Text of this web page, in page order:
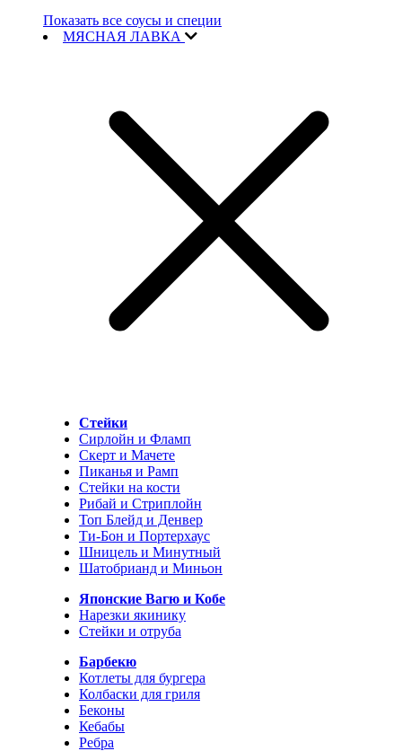
Показать все соусы и специи
МЯСНАЯ ЛАВКА
Стейки
Сирлойн и Фламп
Скерт и Мачете
Пиканья и Рамп
Стейки на кости
Рибай и Стриплойн
Топ Блейд и Денвер
Ти-Бон и Портерхаус
Шницель и Минутный
Шатобрианд и Миньон
Японские Вагю и Кобе
Нарезки якинику
Стейки и отруба
Барбекю
Котлеты для бургера
Колбаски для гриля
Беконы
Кебабы
Ребра